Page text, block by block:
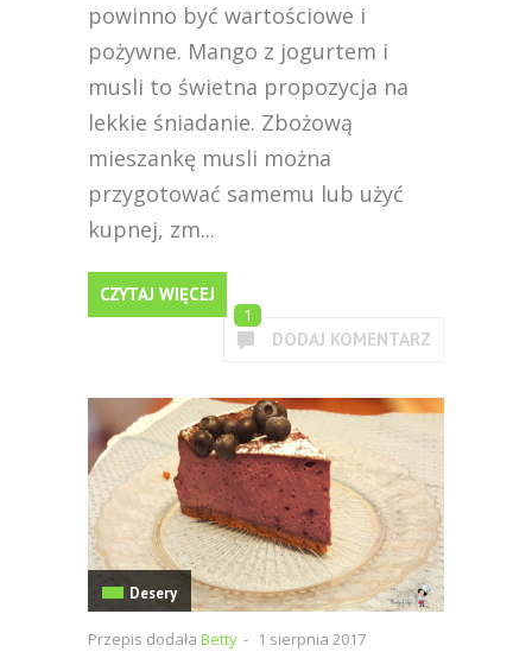
powinno być wartościowe i
pożywne. Mango z jogurtem i
musli to świetna propozycja na
lekkie śniadanie. Zbożową
mieszankę musli można
przygotować samemu lub użyć
kupnej, zm...
CZYTAJ WIĘCEJ
1
DODAJ KOMENTARZ
Desery
Przepis dodała Betty - 1 sierpnia 2017